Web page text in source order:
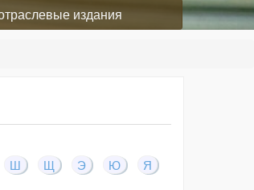
издания
Ш Щ Э Ю
Я